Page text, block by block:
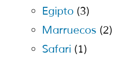
Egipto (3)
Marruecos (2)
Safari (1)